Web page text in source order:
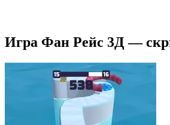
Игра Фан Рейс 3Д —